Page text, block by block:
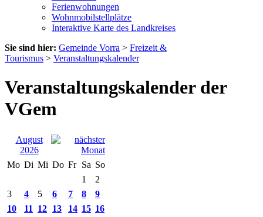
Ferienwohnungen
Wohnmobilstellplätze
Interaktive Karte des Landkreises
Sie sind hier: Gemeinde Vorra > Freizeit &
Tourismus > Veranstaltungskalender
Veranstaltungskalender der
VGem
August
2026
Mo Di Mi Do Fr Sa So
1
2
3
4 5 6 7 8
9
10
11 12 13 14 15 16